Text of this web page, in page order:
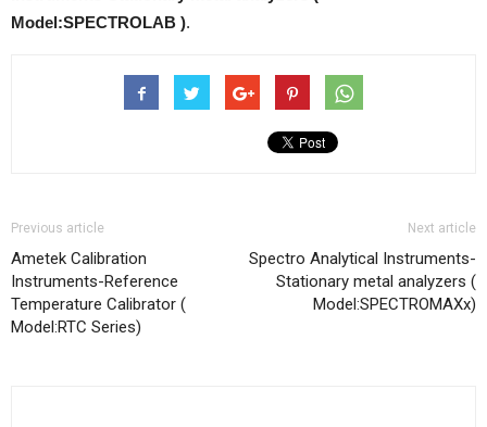
Model:SPECTROLAB ).
Previous article
Ametek Calibration
Instruments-Reference
Temperature Calibrator (
Model:RTC Series)
Next article
Spectro Analytical Instruments-
Stationary metal analyzers (
Model:SPECTROMAXx)